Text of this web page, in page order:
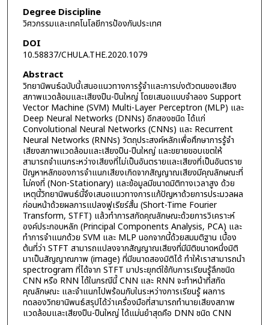
Degree Discipline
วิศวกรรมและเทคโนโลยีการป้องกันประเทศ
DOI
10.58837/CHULA.THE.2020.1079
Abstract
วิทยานิพนธ์ฉบับนี้เสนอแนวทางการรู้จำและการบ่งตัวตนของเสียง
สภาพแวดล้อมและเสียงปืน-ปืนใหญ่ โดยเสนอแบบจำลอง Support
Vector Machine (SVM) Multi-Layer Perceptron (MLP) และ
Deep Neural Networks (DNNs) อีกสองชนิด ได้แก่
Convolutional Neural Networks (CNNs) และ Recurrent
Neural Networks (RNNs) วัตถุประสงค์หลักเพื่อศึกษาการรู้จำ
เสียงสภาพแวดล้อมและเสียงปืน-ปืนใหญ่ และขยายขอบเขตให้
สามารถจำแนกระหว่างเสียงที่ไม่เป็นอันตรายและเสียงที่เป็นอันตราย
ปัญหาหลักของการจำแนกเสียงเกิดจากสัญญาณเสียงมีคุณลักษณะที่
ไม่คงที่ (Non-Stationary) และข้อมูลมีขนาดมิติทางเวลาสูง ด้วย
เหตุนี้วิทยานิพนธ์นี้จึงเสนอแนวทางการแก้ปัญหาด้วยการประมวลผล
ก่อนหน้าด้วยผลการแปลงฟูเรียร์สั้น (Short-Time Fourier
Transform, STFT) แล้วทำการสกัดคุณลักษณะด้วยการวิเคราะห์
องค์ประกอบหลัก (Principal Components Analysis, PCA) และ
ทำการจำแนกด้วย SVM และ MLP นอกจากนี้ด้วยสมมติฐาน เบื้อง
ต้นที่ว่า STFT สามารถแปลงจากสัญญาณเสียงที่มีมิติขนาดหนึ่งมิติ
มาเป็นสัญญาณภาพ (image) ที่มีขนาดสองมิติได้ ทำให้เราสามารถนำ
spectrogram ที่ได้จาก STFT มาประยุกต์ใช้กับการเรียนรู้ลึกชนิด
CNN หรือ RNN ได้ในกรณีนี้ CNN และ RNN จะทำหน้าที่สกัด
คุณลักษณะ และจำแนกไปพร้อมกับในระหว่างการเรียนรู้ ผลการ
ทดลองวิทยานิพนธ์สรุปได้ว่าเครื่องมือที่สามารถทำนายเสียงสภาพ
แวดล้อมและเสียงปืน-ปืนใหญ่ ได้แม่นยำสุดคือ DNN ชนิด CNN